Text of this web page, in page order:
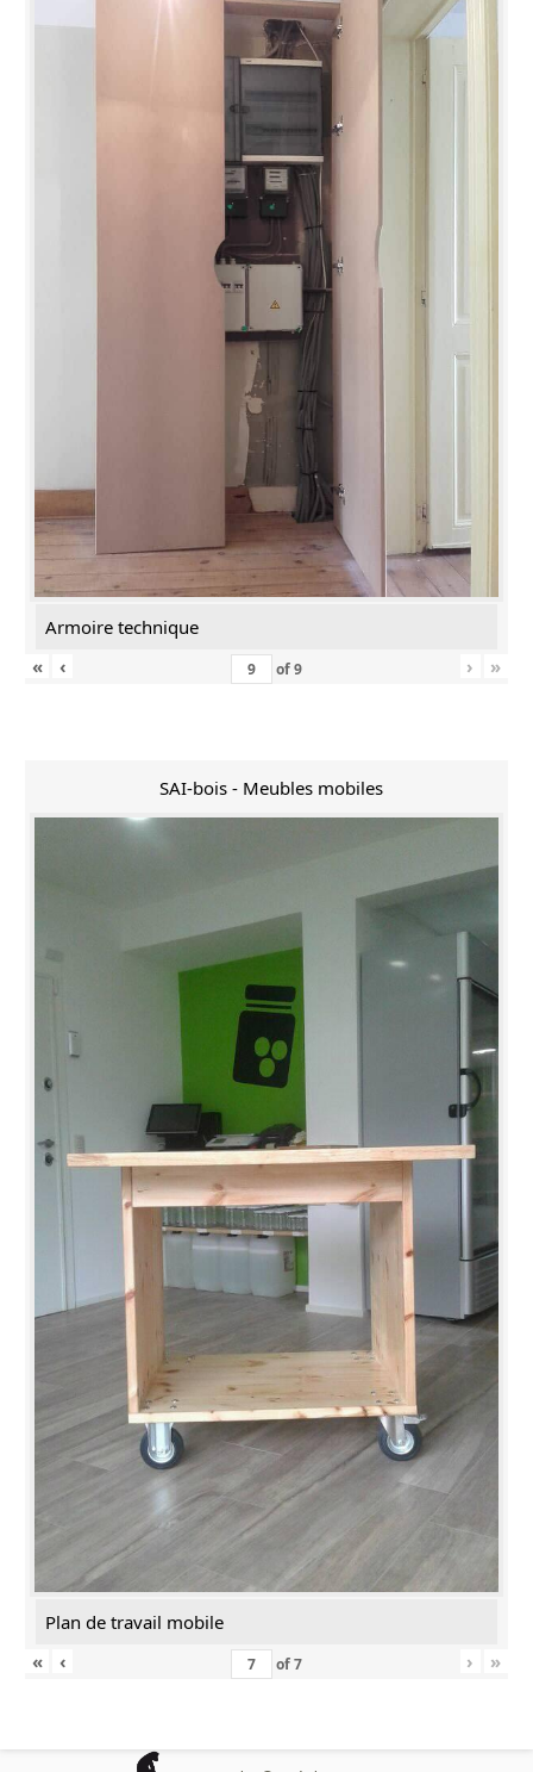
Armoire technique
«
‹ of9 › »
SAI-bois - Meubles mobiles
Plan de travail mobile
«
‹ of7 › »